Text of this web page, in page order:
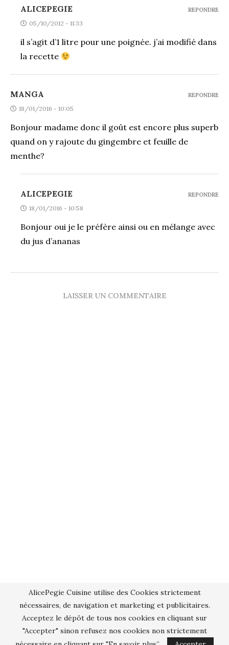
ALICEPEGIE
05/10/2012 - 11:33
il s’agit d’1 litre pour une poignée. j’ai modifié dans
la recette
REPONDRE
MANGA
18/01/2016 - 10:05
Bonjour madame donc il goût est encore plus superb
quand on y rajoute du gingembre et feuille de
menthe?
REPONDRE
ALICEPEGIE
18/01/2016 - 10:58
Bonjour oui je le préfère ainsi ou en mélange avec
du jus d’ananas
REPONDRE
LAISSER UN COMMENTAIRE
AlicePegie Cuisine utilise des Cookies strictement
nécessaires, de navigation et marketing et publicitaires.
Acceptez le dépôt de tous nos cookies en cliquant sur
"Accepter" sinon refusez nos cookies non strictement